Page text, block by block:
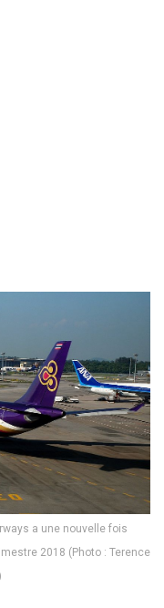
a une nouvelle fois
2018 (Photo : Terence